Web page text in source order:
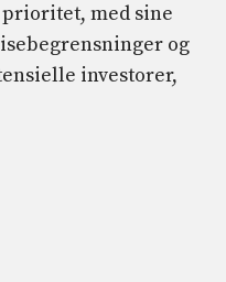
med sine
og
investorer,